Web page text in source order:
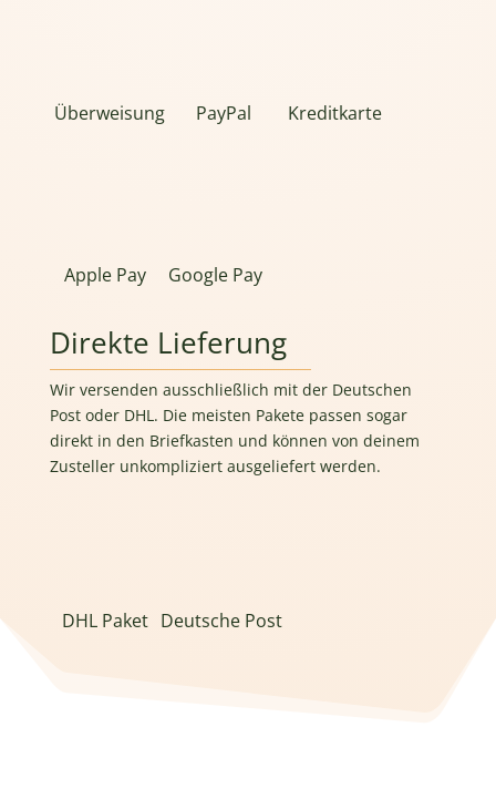
Überweisung PayPal Kreditkarte
Apple Pay Google Pay
Direkte Lieferung
Wir versenden ausschließlich mit der Deutschen
Post oder DHL. Die meisten Pakete passen sogar
direkt in den Briefkasten und können von deinem
Zusteller unkompliziert ausgeliefert werden.
DHL Paket Deutsche Post